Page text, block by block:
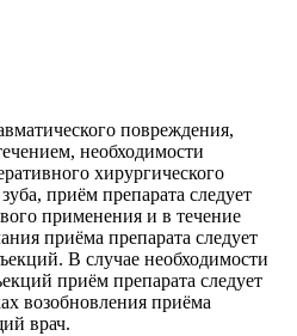
повреждения,
необходимости
хирургического
приём препарата следует
применения и в течение
приёма препарата следует
В случае необходимости
приём препарата следует
возобновления приёма
врач.